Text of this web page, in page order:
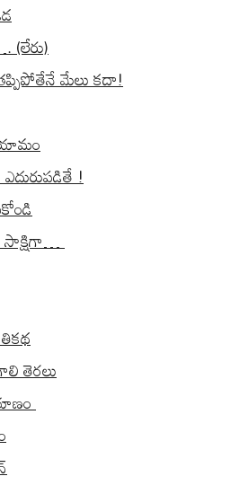
(లేరు)
మేలు కదా!
ఎదురుపడితే !
సాక్షిగా…
తెరలు